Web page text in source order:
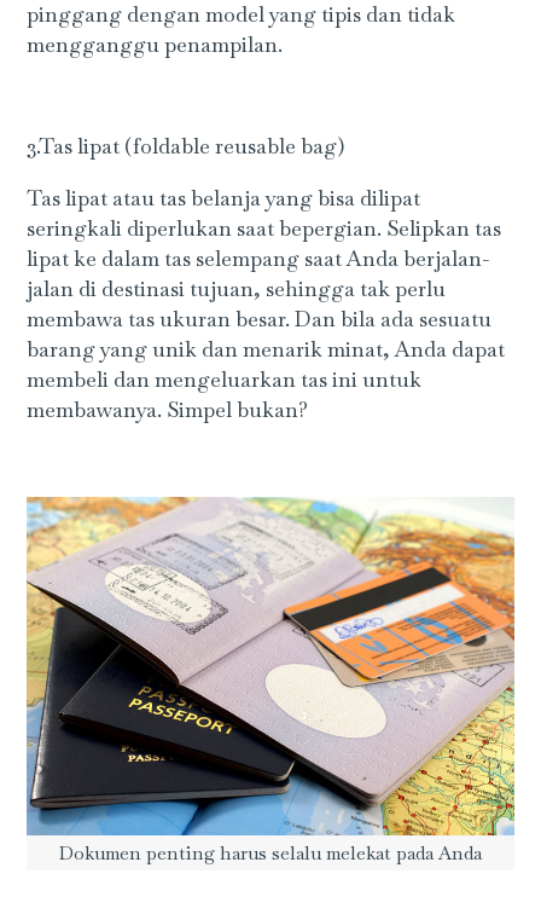
pinggang dengan model yang tipis dan tidak
mengganggu penampilan.
3.Tas lipat (foldable reusable bag)
Tas lipat atau tas belanja yang bisa dilipat
seringkali diperlukan saat bepergian. Selipkan tas
lipat ke dalam tas selempang saat Anda berjalan-
jalan di destinasi tujuan, sehingga tak perlu
membawa tas ukuran besar. Dan bila ada sesuatu
barang yang unik dan menarik minat, Anda dapat
membeli dan mengeluarkan tas ini untuk
membawanya. Simpel bukan?
Dokumen penting harus selalu melekat pada Anda